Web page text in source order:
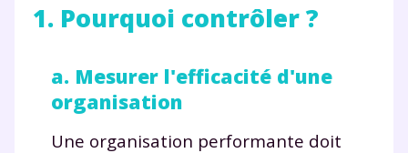
1. Pourquoi contrôler ?
a. Mesurer l'efficacité d'une
organisation
Une organisation performante doit